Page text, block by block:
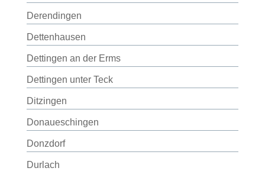
Derendingen
Dettenhausen
Dettingen an der Erms
Dettingen unter Teck
Ditzingen
Donaueschingen
Donzdorf
Durlach